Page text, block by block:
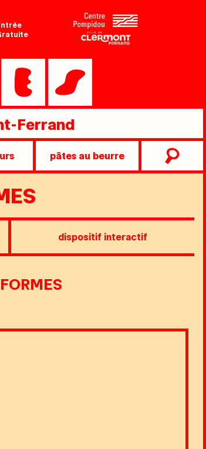
Ferrand
pâtes au beurre
dispositif interactif